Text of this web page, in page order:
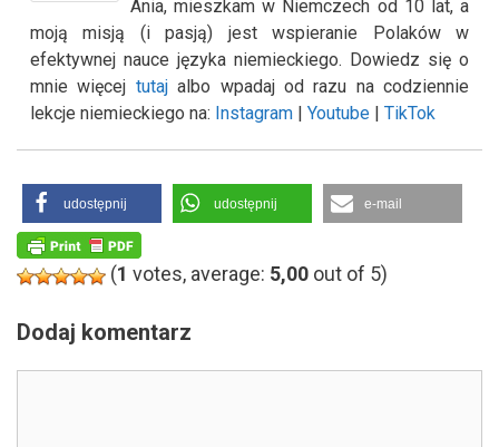
Ania, mieszkam w Niemczech od 10 lat, a
moją misją (i pasją) jest wspieranie Polaków w
efektywnej nauce języka niemieckiego. Dowiedz się o
mnie więcej tutajalbo wpadaj od razu na codziennie
lekcje niemieckiego na: Instagram | Youtube | TikTok
udostępnij udostępnij e-mail
(1 votes, average: 5,00 out of 5)
Dodaj komentarz